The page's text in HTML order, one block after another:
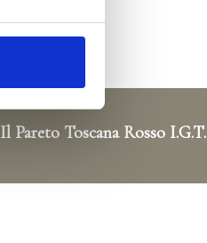
Il Pareto Toscana Rosso I.G.T.